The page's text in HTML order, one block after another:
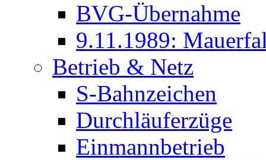
BVG-Übernahme
9.11.1989:
Betrieb & Netz
S-Bahnzeichen
Durchläuferzüge
Einmannbetrieb